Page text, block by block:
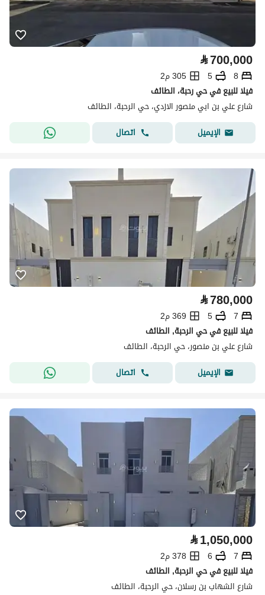
⃁700,000
8
5
305 م2
فيلا للبيع في حي رحبة، الطائف
شارع علي بن ابي منصور الازدي، حي الرحبة، الطائف
الإيميل
اتصال
⃁780,000
7
5
369 م2
فيلا للبيع في حي الرحبة, الطائف
شارع علي بن منصور، حي الرحبة، الطائف
الإيميل
اتصال
⃁1,050,000
7
6
378 م2
فيلا للبيع في حي الرحبة, الطائف
شارع الشهاب بن رسلان، حي الرحبة، الطائف